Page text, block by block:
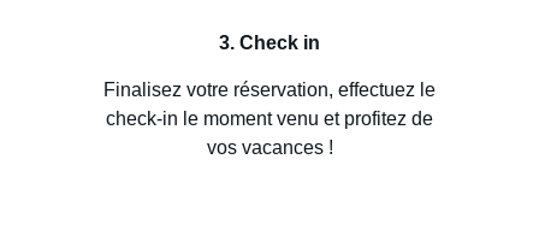
3. Check in
Finalisez votre réservation, effectuez le
check-in le moment venu et profitez de
vos vacances !